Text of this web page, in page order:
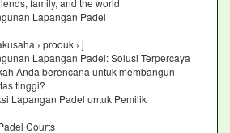
family, and the world
Lapangan Padel
› produk › j
Lapangan Padel: Solusi Terpercaya
Anda berencana untuk membangun
tinggi?
Lapangan Padel untuk Pemilik
Courts